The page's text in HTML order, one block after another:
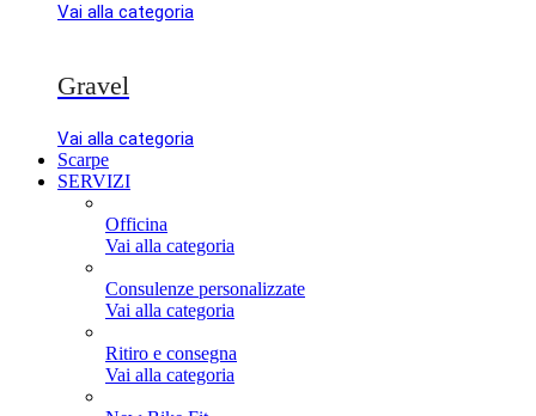
Vai alla categoria
Gravel
Vai alla categoria
Scarpe
SERVIZI
Officina
Vai alla categoria
Consulenze personalizzate
Vai alla categoria
Ritiro e consegna
Vai alla categoria